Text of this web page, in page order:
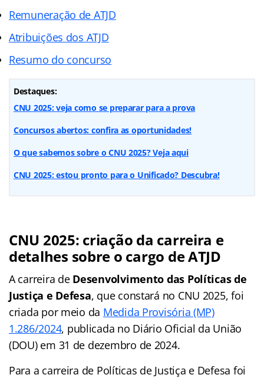
Remuneração de ATJD
Atribuições dos ATJD
Resumo do concurso
Destaques:
CNU 2025: veja como se preparar para a prova
Concursos abertos: confira as oportunidades!
O que sabemos sobre o CNU 2025? Veja aqui
CNU 2025: estou pronto para o Unificado? Descubra!
CNU 2025: criação da carreira e
detalhes sobre o cargo de ATJD
A carreira de Desenvolvimento das Políticas de
Justiça e Defesa, que constará no CNU 2025, foi
criada por meio da Medida Provisória (MP)
1.286/2024, publicada no Diário Oficial da União
(DOU) em 31 de dezembro de 2024.
Para a carreira de Políticas de Justiça e Defesa foi